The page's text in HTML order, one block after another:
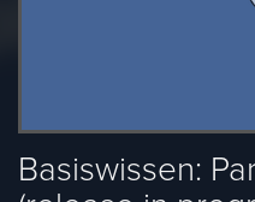
Basiswissen: